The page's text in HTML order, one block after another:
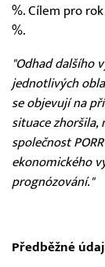
%. Cílem pro
%.
"Odhad dalšího
jednotlivých
se objevují na
situace
společnost
ekonomického
prognózování."
Předběžné